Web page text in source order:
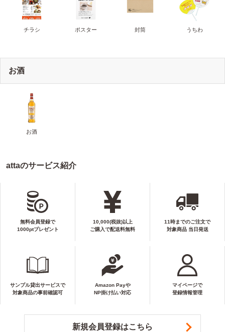
チラシ ポスター 封筒 うちわ
お酒
お酒
attaのサービス紹介
無料会員登録で
1000ptプレゼント
10,000(税抜)以上
ご購入で配送料無料
11時までのご注文で
対象商品 当日発送
サンプル貸出サービスで
対象商品の事前確認可
Amazon Payや
NP掛け払い対応
マイページで
登録情報管理
新規会員登録はこちら